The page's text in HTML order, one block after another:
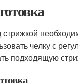
челку с
подходящую